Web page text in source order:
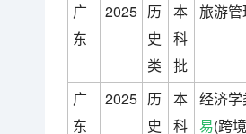
广
东
2025 历
史
类
本
科
批
旅游
广
东
2025 历
史
本
科
经济学
易(跨